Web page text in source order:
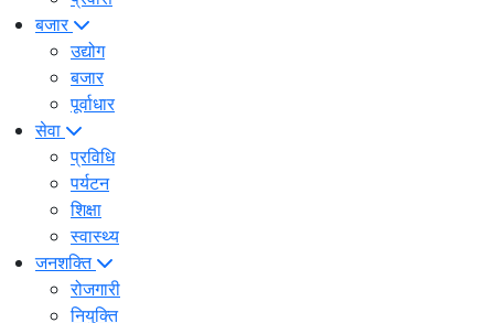
बजार
उद्योग
बजार
पूर्वाधार
सेवा
प्रविधि
पर्यटन
शिक्षा
स्वास्थ्य
जनशक्ति
रोजगारी
नियुक्ति